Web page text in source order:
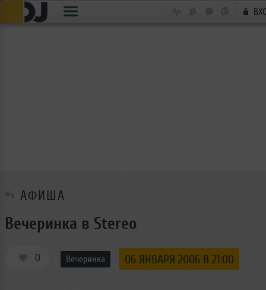
АФИША
Вечеринка в Stereo
0 Вечеринка 06 ЯНВАРЯ 2006 В 21:00